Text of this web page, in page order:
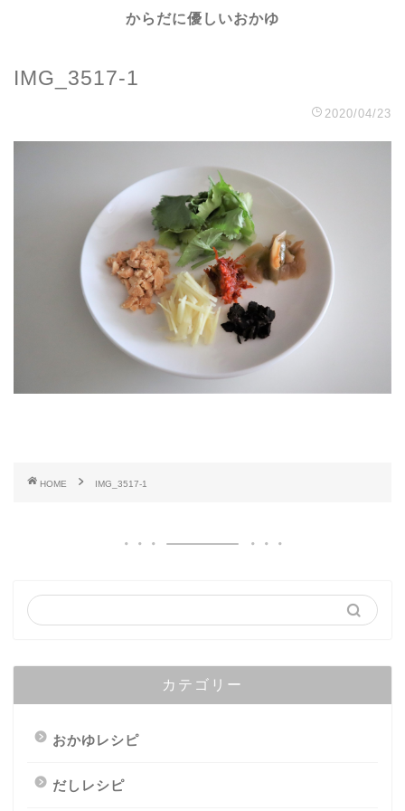
からだに優しいおかゆ
IMG_3517-1
2020/04/23
HOME IMG_3517-1
カテゴリー
おかゆレシピ
だしレシピ